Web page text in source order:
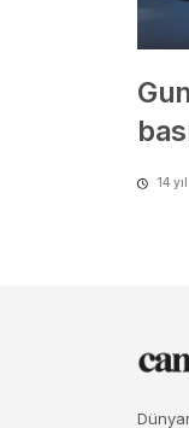
14